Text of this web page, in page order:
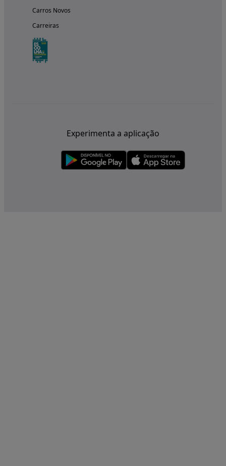
Carros Novos
Carreiras
Experimenta a aplicação